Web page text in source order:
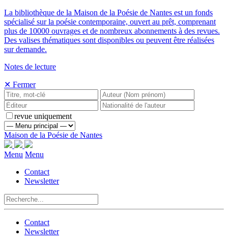
La bibliothèque de la Maison de la Poésie de Nantes est un fonds
spécialisé sur la poésie contemporaine, ouvert au prêt, comprenant
plus de 10000 ouvrages et de nombreux abonnements à des revues.
Des valises thématiques sont disponibles ou peuvent être réalisées
sur demande.
Notes de lecture
✕ Fermer
revue uniquement
Maison de la Poésie de Nantes
Menu Menu
Contact
Newsletter
Contact
Newsletter